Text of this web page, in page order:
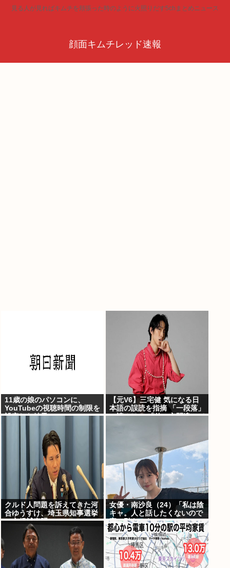
見る人が見ればキムチを頬張った時のように火照りだす5chまとめニュース
顔面キムチレッド速報
11歳の娘のパソコンに、
YouTubeの視聴時間の制限を
設定した結果
【元V6】三宅健 気になる日
本語の誤読を指摘 「一段落」
の読みは？ 「使い方間違って
クルド人問題を訴えてきた河
合ゆうすけ、埼玉県知事選挙
に立候補表明www
女優・南沙良（24）「私は陰
キャ。人と話したくないので
家に引きこもってPCでアニ
メを観ていたい」